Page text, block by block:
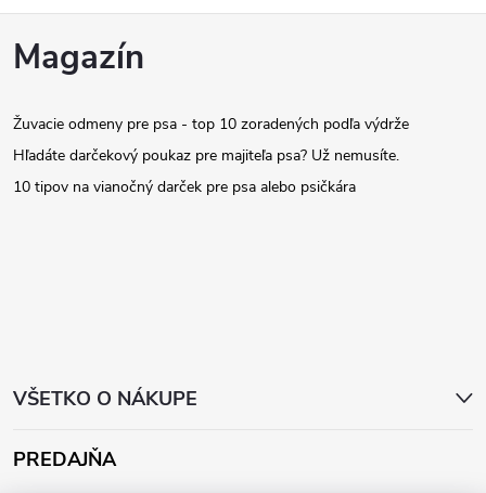
Z
p
ä
VŠETKO O NÁKUPE
PREDAJŇA
Magazín
Žuvacie odmeny pre psa - top 10 zoradených podľa výdrže
Hľadáte darčekový poukaz pre majiteľa psa? Už nemusíte.
10 tipov na vianočný darček pre psa alebo psičkára